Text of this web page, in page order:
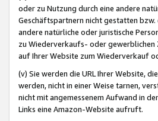
oder zu Nutzung durch eine andere
Geschäftspartnern nicht gestatten
andere natürliche oder juristische
zu Wiederverkaufs- oder gewerblichen
auf Ihrer Website zum Wiederverkauf
(v) Sie werden die URL Ihrer Website,
werden, nicht in einer Weise tarnen,
nicht mit angemessenem Aufwand in
Links eine Amazon-Website aufruft.